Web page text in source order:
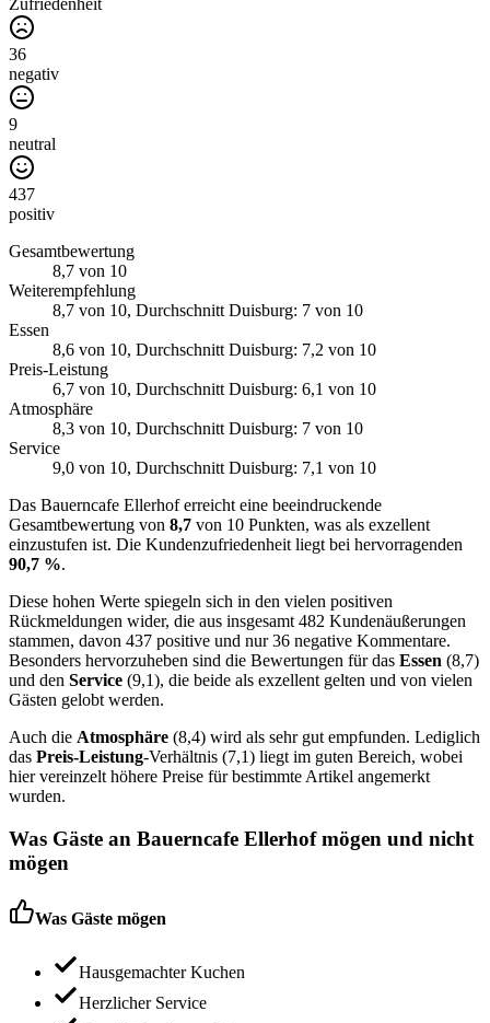
36
negativ
9
neutral
437
positiv
Gesamtbewertung
8,7 von 10
Weiterempfehlung
8,7 von 10, Durchschnitt Duisburg: 7 von 10
Essen
8,6 von 10, Durchschnitt Duisburg: 7,2 von 10
Preis-Leistung
6,7 von 10, Durchschnitt Duisburg: 6,1 von 10
Atmosphäre
8,3 von 10, Durchschnitt Duisburg: 7 von 10
Service
9,0 von 10, Durchschnitt Duisburg: 7,1 von 10
Das Bauerncafe Ellerhof erreicht eine beeindruckende
Gesamtbewertung von 8,7 von 10 Punkten, was als exzellent
einzustufen ist. Die Kundenzufriedenheit liegt bei hervorragenden
90,7 %.
Diese hohen Werte spiegeln sich in den vielen positiven
Rückmeldungen wider, die aus insgesamt 482 Kundenäußerungen
stammen, davon 437 positive und nur 36 negative Kommentare.
Besonders hervorzuheben sind die Bewertungen für das Essen (8,7)
und den Service (9,1), die beide als exzellent gelten und von vielen
Gästen gelobt werden.
Auch die Atmosphäre (8,4) wird als sehr gut empfunden. Lediglich
das Preis-Leistung-Verhältnis (7,1) liegt im guten Bereich, wobei
hier vereinzelt höhere Preise für bestimmte Artikel angemerkt
wurden.
Was Gäste an Bauerncafe Ellerhofmögen und nicht
mögen
Was Gäste mögen
Hausgemachter Kuchen
Herzlicher Service